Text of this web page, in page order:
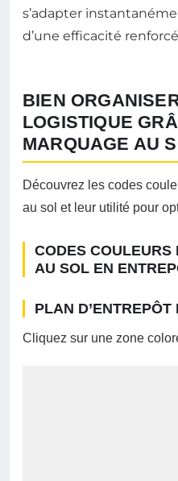
s’adapter
d’une efficacité
BIEN
LOGISTIQUE
MARQUAGE AU
Découvrez les codes
au sol et leur utilité pour
CODES
AU SOL EN
PLAN D’ENTREPÔT
Cliquez sur une zone